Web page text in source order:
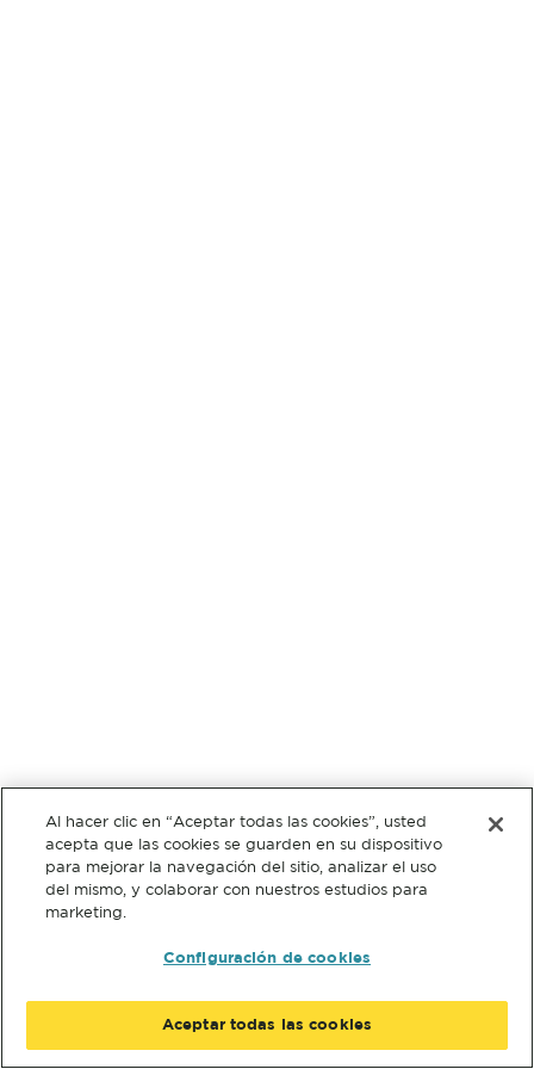
Al hacer clic en “Aceptar todas las cookies”, usted
acepta que las cookies se guarden en su dispositivo
para mejorar la navegación del sitio, analizar el uso
del mismo, y colaborar con nuestros estudios para
marketing.
Configuración de cookies
Aceptar todas las cookies